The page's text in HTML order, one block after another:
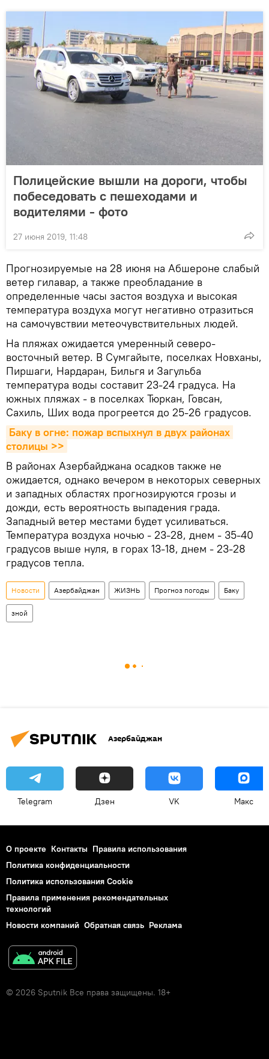
Полицейские вышли на дороги, чтобы
побеседовать с пешеходами и
водителями - фото
27 июня 2019, 11:48
Прогнозируемые на 28 июня на Абшероне слабый
ветер гилавар, а также преобладание в
определенные часы застоя воздуха и высокая
температура воздуха могут негативно отразиться
на самочувствии метеочувствительных людей.
На пляжах ожидается умеренный северо-
восточный ветер. В Сумгайыте, поселках Новханы,
Пиршаги, Нардаран, Бильгя и Загульба
температура воды составит 23-24 градуса. На
южных пляжах - в поселках Тюркан, Говсан,
Сахиль, Ших вода прогреется до 25-26 градусов.
Баку в огне: пожар вспыхнул в двух районах
столицы >>
В районах Азербайджана осадков также не
ожидается, однако вечером в некоторых северных
и западных областях прогнозируются грозы и
дожди, есть вероятность выпадения града.
Западный ветер местами будет усиливаться.
Температура воздуха ночью - 23-28, днем - 35-40
градусов выше нуля, в горах 13-18, днем - 23-28
градусов тепла.
Новости Азербайджан ЖИЗНЬ Прогноз погоды Баку
зной
Азербайджан
Telegram Дзен VK Макс
О проекте Контакты Правила использования
Политика конфиденциальности
Политика использования Cookie
Правила применения рекомендательных
технологий
Новости компаний Обратная связь Реклама
© 2026 Sputnik Все права защищены. 18+